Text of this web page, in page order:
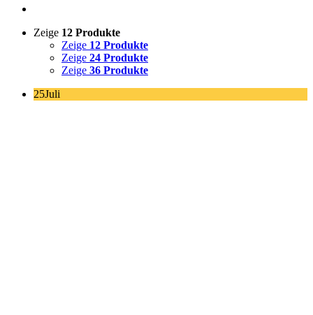
Zeige 12 Produkte
Zeige 12 Produkte
Zeige 24 Produkte
Zeige 36 Produkte
25Juli